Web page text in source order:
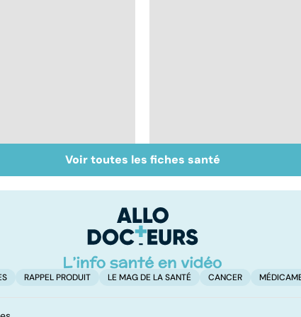
savoir sur les
Inflammation des
amygdales : que faire
Voir toutes les fiches santé
RAPPEL PRODUIT LE MAG DE LA SANTÉ CANCER